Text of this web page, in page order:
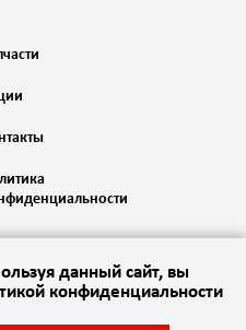
данный сайт, вы
конфиденциальности